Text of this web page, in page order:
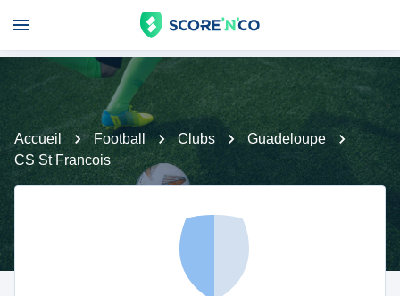
Accueil Football Clubs
Guadeloupe
CS St Francois